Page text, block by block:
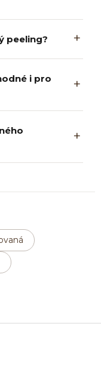
peeling?
i pro